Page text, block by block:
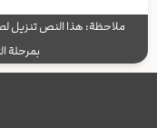
ملاحظة: هذا النص تنزيل
بمرحلة